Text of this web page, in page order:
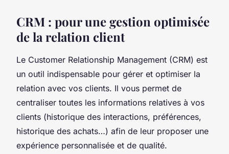
CRM : pour une gestion optimisée
de la relation client
Le Customer Relationship Management (CRM) est
un outil indispensable pour gérer et optimiser la
relation avec vos clients. Il vous permet de
centraliser toutes les informations relatives à vos
clients (historique des interactions, préférences,
historique des achats…) afin de leur proposer une
expérience personnalisée et de qualité.